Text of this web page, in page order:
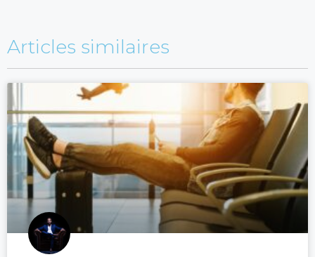
Articles similaires